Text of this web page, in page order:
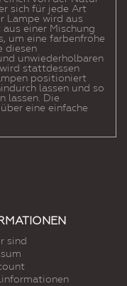
sich für jede Art
Lampe wird aus
einer Mischung
um eine farbenfrohe
diesen
unwiederholbaren
stattdessen
positioniert
lassen und so
lassen. Die
eine einfache
sind